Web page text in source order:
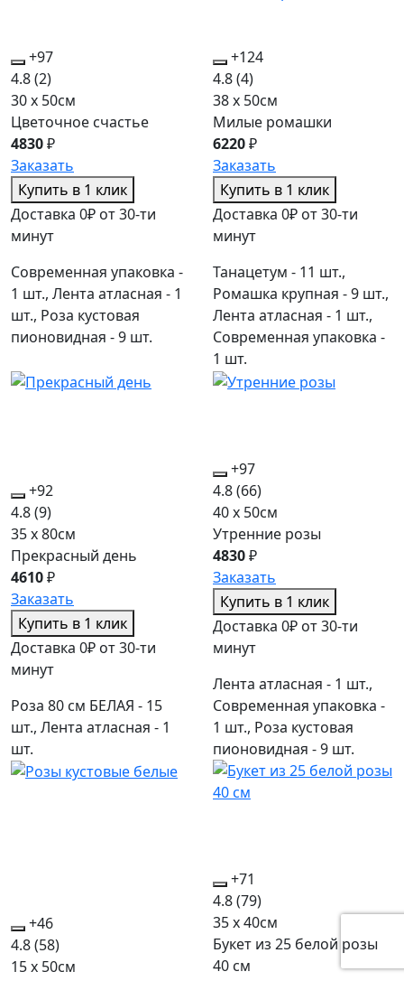
+97
4.8(2)
30 x 50см
Цветочное счастье
4830₽
Заказать
Купить в 1 клик
Доставка 0₽ от 30-ти
минут
Современная упаковка -
1 шт., Лента атласная - 1
шт., Роза кустовая
пионовидная - 9 шт.
+124
4.8(4)
38 x 50см
Милые ромашки
6220₽
Заказать
Купить в 1 клик
Доставка 0₽ от 30-ти
минут
Танацетум - 11 шт.,
Ромашка крупная - 9 шт.,
Лента атласная - 1 шт.,
Современная упаковка -
1 шт.
+92
4.8(9)
35 x 80см
Прекрасный день
4610₽
Заказать
Купить в 1 клик
Доставка 0₽ от 30-ти
минут
Роза 80 см БЕЛАЯ - 15
шт., Лента атласная - 1
шт.
+97
4.8(66)
40 x 50см
Утренние розы
4830₽
Заказать
Купить в 1 клик
Доставка 0₽ от 30-ти
минут
Лента атласная - 1 шт.,
Современная упаковка -
1 шт., Роза кустовая
пионовидная - 9 шт.
+46
4.8(58)
15 x 50см
+71
4.8(79)
35 x 40см
Букет из 25 белой розы
40 см